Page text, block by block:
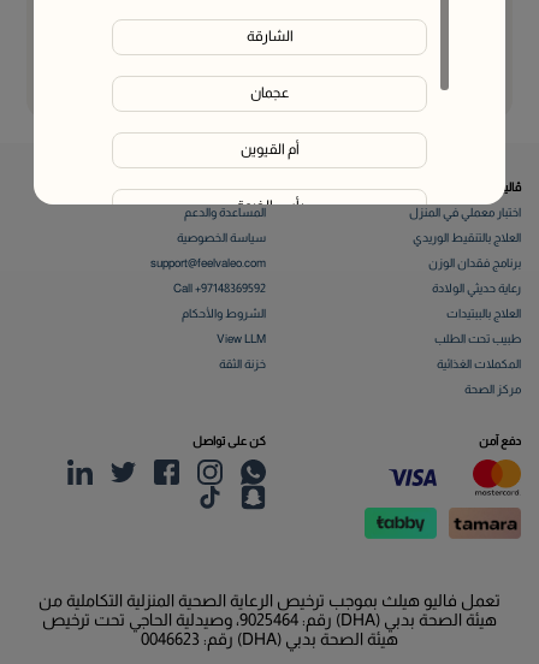
الشارقة
عجمان
أم القيوين
رأس الخيمة
الفجيرة
Liwa
ڤاليو
اختبار معملي في المنزل
العلاج بالتنقيط الوريدي
برنامج فقدان الوزن
رعاية حديثي الولادة
العلاج بالببتيدات
طبيب تحت الطلب
المكملات الغذائية
مركز الصحة
من نحن
المساعدة والدعم
سياسة الخصوصية
support@feelvaleo.com
Call +97148369592
الشروط والأحكام
View LLM
خزنة الثقة
دفع آمن كن على تواصل
تعمل فاليو هيلث بموجب ترخيص الرعاية الصحية المنزلية التكاملية من
هيئة الصحة بدبي (DHA) رقم: 9025464، وصيدلية الحاجي تحت ترخيص
هيئة الصحة بدبي (DHA) رقم: 0046623